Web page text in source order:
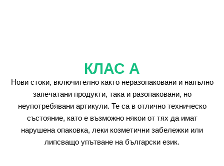
КЛАС А
Нови стоки, включително както неразопаковани и напълно
запечатани продукти, така и разопаковани, но
неупотребявани артикули. Те са в отлично техническо
състояние, като е възможно някои от тях да имат
нарушена опаковка, леки козметични забележки или
липсващо упътване на български език.